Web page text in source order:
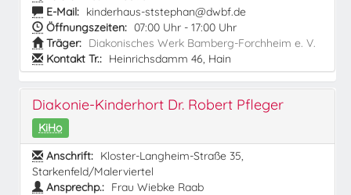
E-Mail: kinderhaus-ststephan@dwbf.de
Öffnungszeiten: 07:00 Uhr - 17:00 Uhr
Träger: Diakonisches Werk Bamberg-Forchheim e. V.
Kontakt Tr.: Heinrichsdamm 46, Hain
Diakonie-Kinderhort Dr. Robert Pfleger
KiHo
Anschrift: Kloster-Langheim-Straße 35,
Starkenfeld/Malerviertel
Ansprechp.: Frau Wiebke Raab